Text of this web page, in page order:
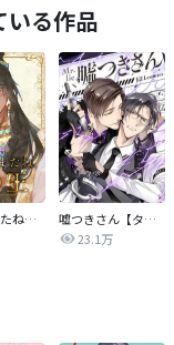
いる作品
さよならまたね、僕の王【タテヨミ】
嘘つきさん【タテヨミ】
23.1万